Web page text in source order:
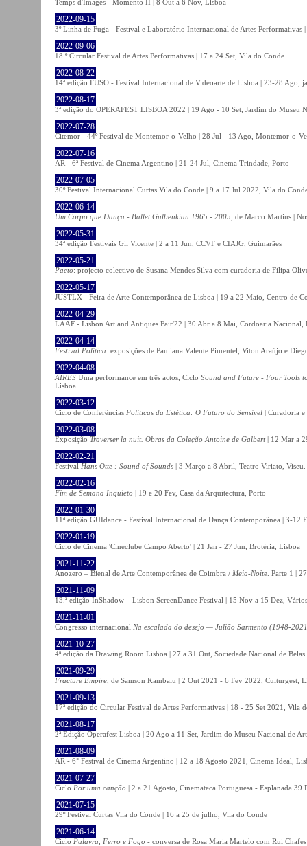
Temps d'Images - Momento II | 8 Out a 6 Nov, Lisboa
2022-09-15
3º Linha de Fuga - Festival e Laboratório Internacional de Artes Performativas
2022-09-06
18.º Circular Festival de Artes Performativas | 17 a 24 Set, Vila do Conde
2022-08-22
14ª edição FUSO - Festival Internacional de Videoarte de Lisboa | 23-28 Ago,
2022-08-17
3ª edição do OPERAFEST LISBOA 2022 | 19 Ago - 10 Set, Jardim do Museu
2022-07-28
Citemor - 44º Festival de Montemor-o-Velho | 28 Jul - 13 Ago, Montemor-o-
2022-07-16
AR - 6ª Festival de Cinema Argentino | 21-24 Jul, Cinema Trindade, Porto
2022-07-05
30º Festival Internacional Curtas Vila do Conde | 9 a 17 Jul 2022, Vila do
2022-06-14
Um Corpo que Dança - Ballet Gulbenkian 1965 - 2005 , de Marco Martins |
2022-05-31
34ª edição Festivais Gil Vicente | 2 a 11 Jun, CCVF e CIAJG, Guimarães
2022-05-21
Pacto: projecto colectivo de Susana Mendes Silva com curadoria de Filipa
2022-05-17
JUSTLX - Feira de Arte Contemporânea de Lisboa | 19 a 22 Maio, Centro de
2022-04-29
LAAF - Lisbon Art and Antiques Fair'22 | 30 Abr a 8 Mai, Cordoaria Nacional,
2022-04-14
Festival Política: exposições de Pauliana Valente Pimentel, Viton Araújo e
2022-04-08
AIRES Uma performance em três actos, Ciclo Sound and Future - Four Tools
Lisboa
2022-03-12
Ciclo de Conferências Políticas da Estética: O Futuro do Sensível | Curadoria
2022-03-08
Exposição Traverser la nuit. Obras da Coleção Antoine de Galbert | 12 Mar a
2022-02-21
Festival Hans Otte : Sound of Sounds | 3 Março a 8 Abril, Teatro Viriato, Viseu.
2022-02-16
Fim de Semana Inquieto | 19 e 20 Fev, Casa da Arquitectura, Porto
2022-01-30
11ª edição GUIdance - Festival Internacional de Dança Contemporânea | 3-12
2022-01-19
Ciclo de Cinema 'Cineclube Campo Aberto' | 21 Jan - 27 Jun, Brotéria, Lisboa
2021-11-22
Anozero – Bienal de Arte Contemporânea de Coimbra / Meia-Noite . Parte 1 |
2021-11-09
13.ª edição InShadow – Lisbon ScreenDance Festival | 15 Nov a 15 Dez,
2021-11-01
Congresso internacional Na escalada do desejo — Julião Sarmento (1948-
2021-10-27
4ª edição da Drawing Room Lisboa | 27 a 31 Out, Sociedade Nacional de
2021-09-29
Fracture Empire , de Samson Kambalu | 2 Out 2021 - 6 Fev 2022, Culturgest,
2021-09-13
17ª edição do Circular Festival de Artes Performativas | 18 - 25 Set 2021, Vila
2021-08-17
2ª Edição Operafest Lisboa | 20 Ago a 11 Set, Jardim do Museu Nacional de
2021-08-09
AR - 6° Festival de Cinema Argentino | 12 a 18 Agosto 2021, Cinema Ideal,
2021-07-27
Ciclo Por uma canção | 2 a 21 Agosto, Cinemateca Portuguesa - Esplanada 39
2021-07-15
29º Festival Curtas Vila do Conde | 16 a 25 de julho, Vila do Conde
2021-06-14
Ciclo Palavra, Ferro e Fogo - conversa de Rosa Maria Martelo com Rui